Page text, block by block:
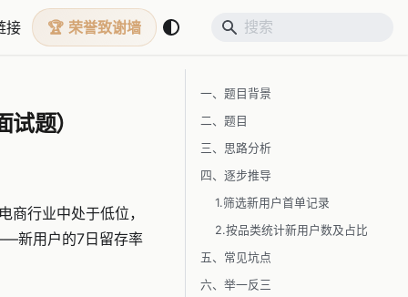
接 荣誉致谢墙
题）
行业中处于低位，
新用户的7日留存率
一、题目背景
二、题目
三、思路分析
四、逐步推导
1.筛选新用户首单记录
2.按品类统计新用户数及占比
五、常见坑点
六、举一反三